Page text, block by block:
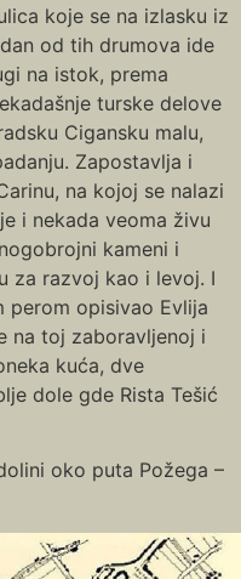
koje se na izlasku iz
od tih drumova ide
na istok, prema
turske delove
Cigansku malu,
Zapostavlja i
na kojoj se nalazi
i nekada veoma živu
kameni i
za razvoj kao i levoj. I
perom opisivao Evlija
na toj zaboravljenoj i
kuća, dve
dole gde Rista Tešić
oko puta Požega –